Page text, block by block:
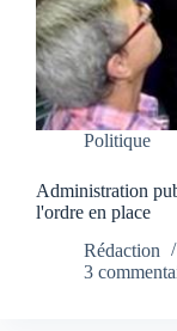
Politique
Administration
l'ordre en place
Rédaction
3